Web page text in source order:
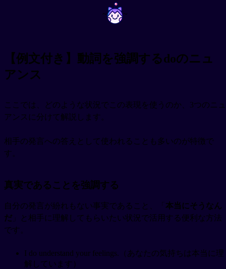
~ ~
【例文付き】動詞を強調するdoのニュ
アンス
ここでは、どのような状況でこの表現を使うのか、3つのニュ
アンスに分けて解説します。
相手の発言への答えとして使われることも多いのが特徴で
す。
真実であることを強調する
自分の発言が紛れもない事実であること、「 本当にそうなん
だ 」と相手に理解してもらいたい状況で活用する便利な方法
です。
I do understand your feelings.（あなたの気持ちは本当に理
解しています）